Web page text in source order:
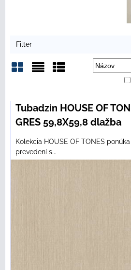
Filter
Tubadzin HOUSE OF
GRES 59,8X59,8 dlažba
Kolekcia HOUSE OF TONES
prevedení s...